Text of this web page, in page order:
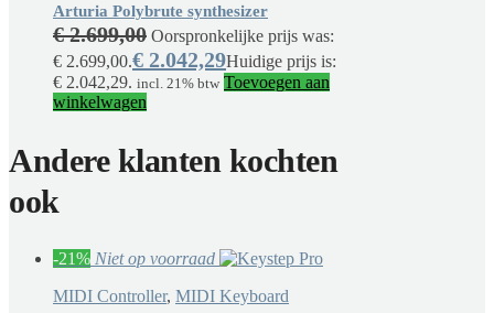
Arturia Polybrute synthesizer
€2.699,00 Oorspronkelijke prijs was:
€ 2.699,00.€ 2.042,29Huidige prijs is:
€ 2.042,29. incl. 21% btw Toevoegen aan
winkelwagen
Andere klanten kochten
ook
-21% Niet op voorraad
MIDI Controller, MIDI Keyboard